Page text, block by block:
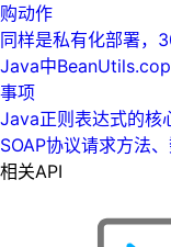
购动作
同样是私有化部署，
Java中
事项
Java正则表达式的核
SOAP协议请求方法
相关API